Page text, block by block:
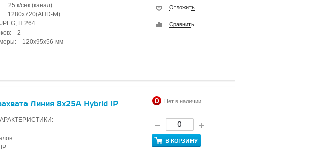
25 к/сек (канал)
1280x720(AHD-M)
H.264
2
120х95х56 мм
Отложить
Сравнить
Линия 8x25А Hybrid IP Нет в наличии
В КОРЗИНУ